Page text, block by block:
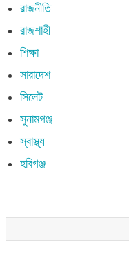
রাজনীতি
রাজশাহী
শিক্ষা
সারাদেশ
সিলেট
সুনামগঞ্জ
স্বাস্থ্য
হবিগঞ্জ